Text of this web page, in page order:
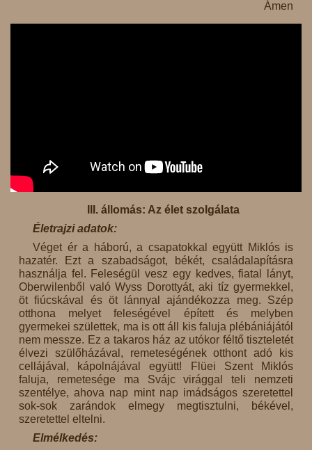
Ámen
III. állomás: Az élet szolgálata
Életrajzi adatok:
Véget ér a háború, a csapatokkal együtt Miklós is
hazatér. Ezt a szabadságot, békét, családalapításra
használja fel. Feleségül vesz egy kedves, fiatal lányt,
Oberwilenből való Wyss Dorottyát, aki tíz gyermekkel,
öt fiúcskával és öt lánnyal ajándékozza meg. Szép
otthona melyet feleségével épített és melyben
gyermekei születtek, ma is ott áll kis faluja plébániájától
nem messze. Ez a takaros ház az utókor féltő tiszteletét
élvezi szülőházával, remeteségének otthont adó kis
cellájával, kápolnájával együtt! Flüei Szent Miklós
faluja, remetesége ma Svájc virággal teli nemzeti
szentélye, ahova nap mint nap imádságos szeretettel
sok-sok zarándok elmegy megtisztulni, békével,
szeretettel eltelni.
Elmélkedés: